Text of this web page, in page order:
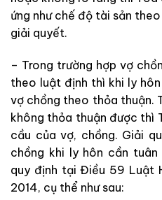
ứng như chế độ tài sản
giải quyết.
– Trong trường hợp vợ
theo luật định thì khi ly
vợ chồng theo thỏa thuận.
không thỏa thuận được thì
cầu của vợ, chồng. Giải
chồng khi ly hôn cần
quy định tại Điều 59 Luật
2014, cụ thể như sau: